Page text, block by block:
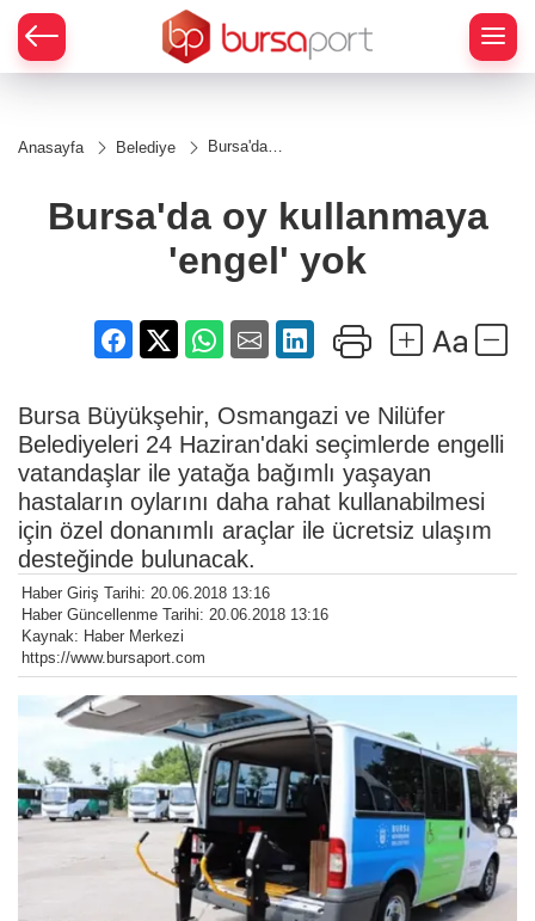
Anasayfa Belediye
Bursa'da
Bursa'da oy kullanmaya
'engel' yok
Bursa Büyükşehir, Osmangazi ve Nilüfer
Belediyeleri 24 Haziran'daki seçimlerde engelli
vatandaşlar ile yatağa bağımlı yaşayan
hastaların oylarını daha rahat kullanabilmesi
için özel donanımlı araçlar ile ücretsiz ulaşım
desteğinde bulunacak.
Haber Giriş Tarihi: 20.06.2018 13:16
Haber Güncellenme Tarihi: 20.06.2018 13:16
Kaynak: Haber Merkezi
https://www.bursaport.com